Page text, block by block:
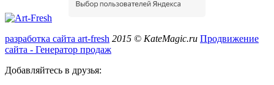
разработка сайта art-fresh 2015 © KateMagic.ru Продвижение
сайта - Генератор продаж
Добавляйтесь в друзья: